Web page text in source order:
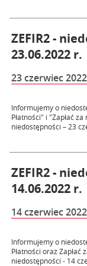
ZEFIR2 -
23.06.2022 r.
23 czerwiec 2022
Informujemy o
Płatności" i "Zapłać
niedostępności – 23
ZEFIR2 -
14.06.2022 r.
14 czerwiec 2022
Informujemy o
Płatności oraz Zapłać
niedostępności - 14